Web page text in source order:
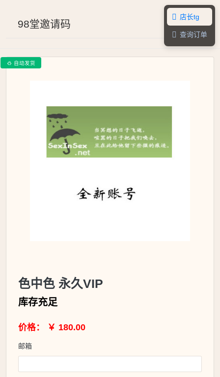
98堂邀请码
 店长tg
 查询订单
 自动发货
色中色 永久VIP
库存充足
价格： ￥ 180.00
邮箱